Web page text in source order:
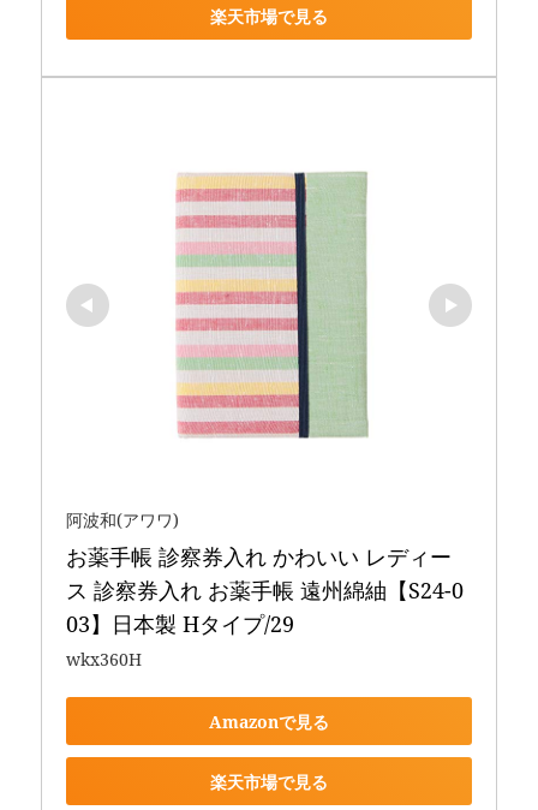
楽天市場で見る
阿波和(アワワ)
お薬手帳 診察券入れ かわいい レディー
ス 診察券入れ お薬手帳 遠州綿紬【S24-0
03】日本製 Hタイプ/29
wkx360H
Amazonで見る
楽天市場で見る